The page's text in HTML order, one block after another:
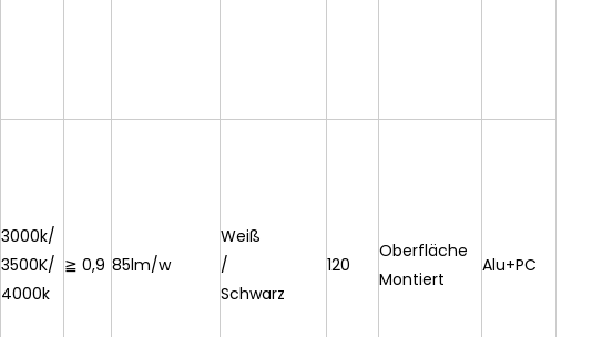
3000k/
3500K/
4000k
≧ 0,9 85lm/w
Weiß
/
Schwarz
120
Oberfläche
Montiert
Alu+PC